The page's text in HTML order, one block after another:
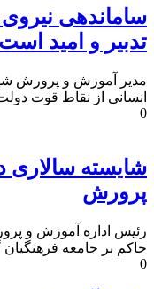
ساماندهی
تدبیر و امید است
مدیر آموزش و پرورش
انسانی از نقاط قوت
0
شایسته سالاری
پرورش
رئیس اداره آموزش و
حاکم بر جامعه
0